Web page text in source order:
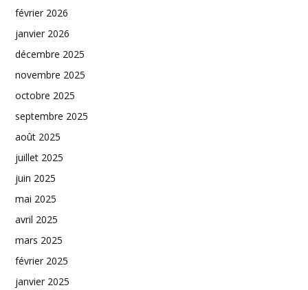
février 2026
janvier 2026
décembre 2025
novembre 2025
octobre 2025
septembre 2025
août 2025
juillet 2025
juin 2025
mai 2025
avril 2025
mars 2025
février 2025
janvier 2025